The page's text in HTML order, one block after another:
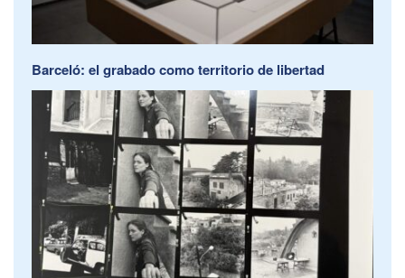
Barceló: el grabado como territorio de libertad